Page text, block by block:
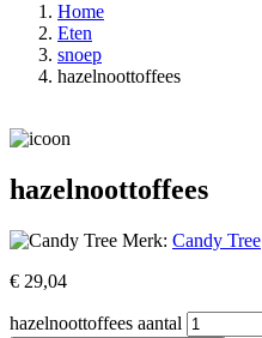
Home
Eten
snoep
hazelnoottoffees
hazelnoottoffees
Merk: Candy Tree
€ 29,04
hazelnoottoffees aantal